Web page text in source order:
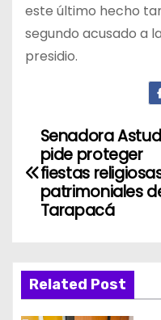
este último hecho
segundo acusado a
presidio.
N
a
g
a
Senadora
pide proteger
fiestas
patrimoniales
Tarapacá
Related Post